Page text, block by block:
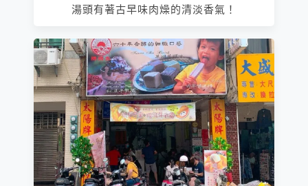
湯頭有著古早味肉燥的清淡香氣！